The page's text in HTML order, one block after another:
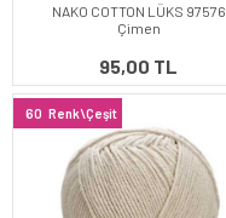
NAKO COTTON LÜKS 97576
Çimen
95,00 TL
60 Renk\Çeşit